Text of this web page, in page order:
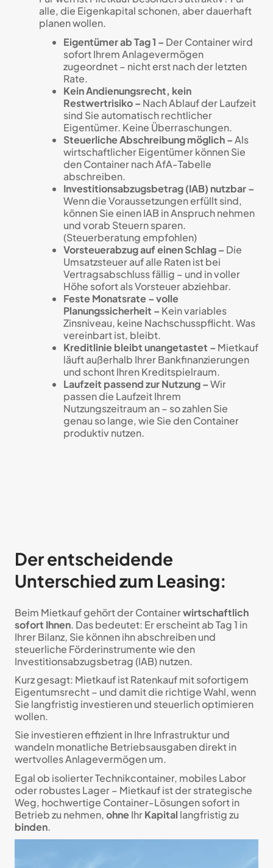
alle, die Eigenkapital schonen, aber dauerhaft
planen wollen.
Eigentümer ab Tag 1 – Der Container wird
sofort Ihrem Anlagevermögen
zugeordnet – nicht erst nach der letzten
Rate.
Kein Andienungsrecht, kein
Restwertrisiko – Nach Ablauf der Laufzeit
sind Sie automatisch rechtlicher
Eigentümer. Keine Überraschungen.
Steuerliche Abschreibung möglich –Als
wirtschaftlicher Eigentümer können Sie
den Container nach AfA-Tabelle
abschreiben.
Investitionsabzugsbetrag (IAB) nutzbar –
Wenn die Voraussetzungen erfüllt sind,
können Sie einen IAB in Anspruch nehmen
und vorab Steuern sparen.
(Steuerberatung empfohlen)
Vorsteuerabzug auf einen Schlag – Die
Umsatzsteuer auf alle Raten ist bei
Vertragsabschluss fällig – und in voller
Höhe sofort als Vorsteuer abziehbar.
Feste Monatsrate – volle
Planungssicherheit – Kein variables
Zinsniveau, keine Nachschusspflicht. Was
vereinbart ist, bleibt.
Kreditlinie bleibt unangetastet – Mietkauf
läuft außerhalb Ihrer Bankfinanzierungen
und schont Ihren Kreditspielraum.
Laufzeit passend zur Nutzung –Wir
passen die Laufzeit Ihrem
Nutzungszeitraum an – so zahlen Sie
genau so lange, wie Sie den Container
produktiv nutzen.
Der entscheidende
Unterschied zum Leasing:
Beim Mietkauf gehört der Containerwirtschaftlich
sofort Ihnen. Das bedeutet: Er erscheint ab Tag 1 in
Ihrer Bilanz, Sie können ihn abschreiben und
steuerliche Förderinstrumente wie den
Investitionsabzugsbetrag (IAB) nutzen.
Kurz gesagt: Mietkauf ist Ratenkauf mit sofortigem
Eigentumsrecht – und damit die richtige Wahl, wenn
Sie langfristig investieren und steuerlich optimieren
wollen.
Sie investieren effizient in Ihre Infrastruktur und
wandeln monatliche Betriebsausgaben direkt in
wertvolles Anlagevermögen um.
Egal ob isolierter Technikcontainer, mobiles Labor
oder robustes Lager – Mietkauf ist der strategische
Weg, hochwertige Container-Lösungen sofort in
Betrieb zu nehmen,ohneIhrKapital langfristig zu
binden.